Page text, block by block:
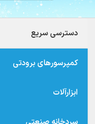
دسترسی سریع
کمپرسورهای برودتی
ابزارآلات